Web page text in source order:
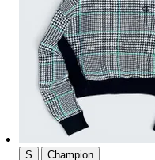
S | Champion